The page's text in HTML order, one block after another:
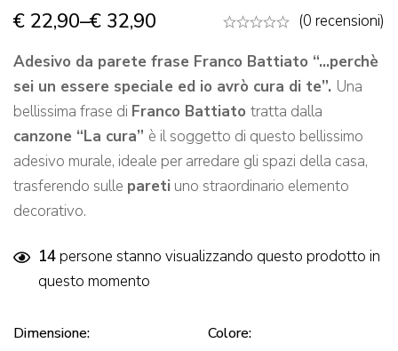
€ 22,90–€ 32,90
(0 recensioni)
Adesivo da parete frase Franco Battiato “…perchè
sei un essere speciale ed io avrò cura di te”. Una
bellissima frase di Franco Battiato tratta dalla
canzone “La cura” è il soggetto di questo bellissimo
adesivo murale, ideale per arredare gli spazi della casa,
trasferendo sulle pareti uno straordinario elemento
decorativo.
14persone stanno visualizzando questo prodotto in
questo momento
Dimensione: Colore: